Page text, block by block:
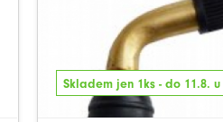
Skladem jen 1ks - do 11.8. u